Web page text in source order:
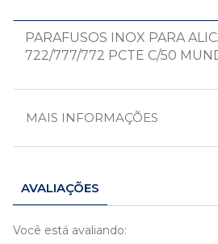
PARAFUSOS INOX PARA
722/777/772 PCTE C/50
MAIS INFORMAÇÕES
AVALIAÇÕES
Você está avaliando: